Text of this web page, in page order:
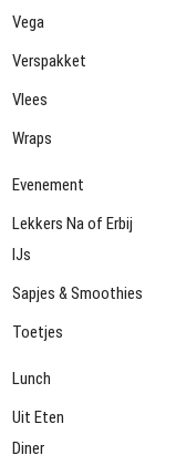
Vega
Verspakket
Vlees
Wraps
Evenement
Lekkers Na of Erbij
IJs
Sapjes & Smoothies
Toetjes
Lunch
Uit Eten
Diner